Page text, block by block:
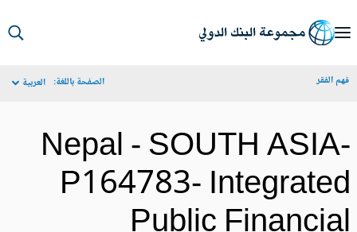
الفقر الصفحة باللغة: العربية
Nepal - SOUTH
P164783-